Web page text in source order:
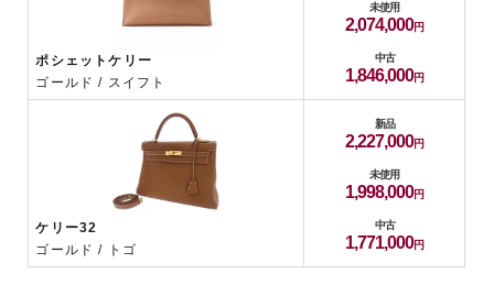
ポシェットケリー
ゴールド / スイフト
未使用
2,074,000
中古
1,846,000
ケリー32
ゴールド / トゴ
新品
2,227,000
未使用
1,998,000
中古
1,771,000